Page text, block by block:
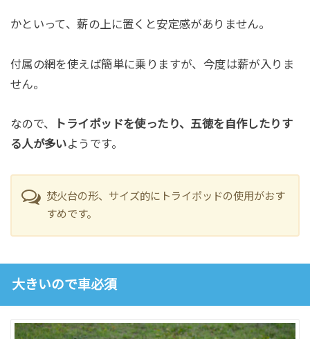
かといって、薪の上に置くと安定感がありません。
付属の網を使えば簡単に乗りますが、今度は薪が入りま
せん。
なので、
トライポッドを使ったり、五徳を自作したりす
る人が多いようです。
焚火台の形、サイズ的にトライポッドの使用がおす
すめです。
大きいので車必須